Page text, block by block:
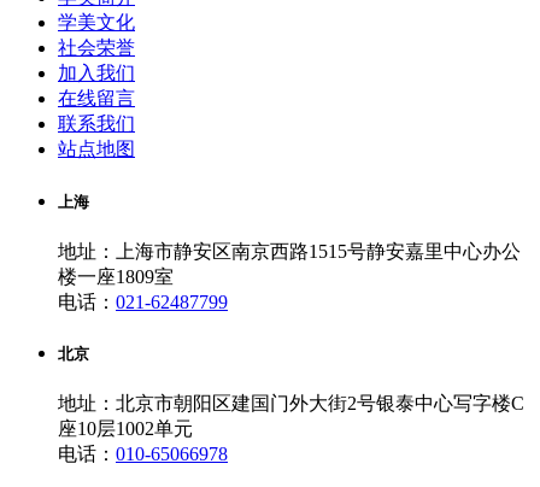
学美文化
社会荣誉
加入我们
在线留言
联系我们
站点地图
上海
地址：上海市静安区南京西路1515号静安嘉里中心办公
楼一座1809室
电话： 021-62487799
北京
地址：北京市朝阳区建国门外大街2号银泰中心写字楼C
座10层1002单元
电话： 010-65066978